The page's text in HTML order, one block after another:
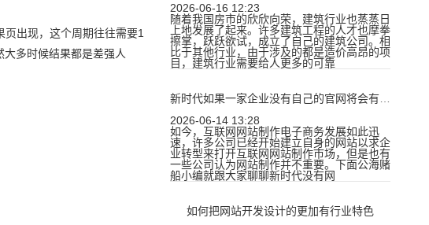
2026-06-16 12:23
随着我国房市的欣欣向荣，建筑行业也蒸蒸日
上地发展了起来。许多建筑工程的人才也摩拳
擦掌，跃跃欲试，成立了自己的建筑公司。相
比于其他行业，由于涉及的都是造价高昂的项
目，建筑行业需要给人更多的可靠
2026-06-14 13:28
如今，互联网网站制作电子商务发展如此迅
速，许多公司已经开始建立自身的网站以求企
业转型来打开互联网网站制作市场，但是也有
一些公司认为网站制作并不重要。下面公海赌
船小编就跟大家聊聊新时代没有网
如何把网站开发设计的更加有行业特色
出现，这个周期往往需要1
多时候结果都是差强人